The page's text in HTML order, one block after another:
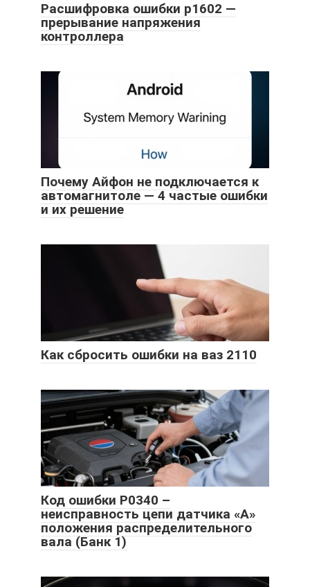
Расшифровка ошибки p1602 —
прерывание напряжения
контроллера
Почему Айфон не подключается к
автомагнитоле — 4 частые ошибки
и их решение
Как сбросить ошибки на ваз 2110
Код ошибки P0340 –
неисправность цепи датчика «A»
положения распределительного
вала (Банк 1)